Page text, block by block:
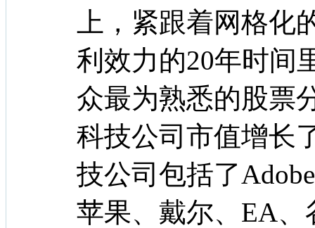
上，紧跟着网格化
利效力的20年时间
众最为熟悉的股票
科技公司市值增长
技公司包括了
苹果、戴尔、EA、